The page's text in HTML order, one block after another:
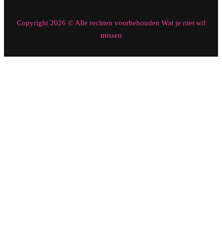
Copyright 2026 © Alle rechten voorbehouden Wat je niet wil
missen